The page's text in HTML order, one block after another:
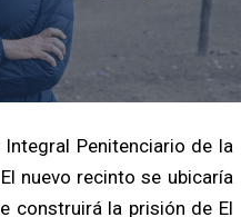
Penitenciario de la
nuevo recinto se ubicaría
construirá la prisión de El